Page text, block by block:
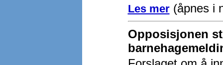
Les mer(åpnes i
Opposisjonen